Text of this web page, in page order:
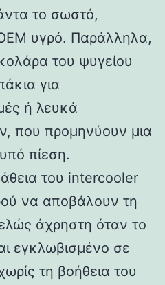
το σωστό,
υγρό. Παράλληλα,
του ψυγείου
για
ή λευκά
που προμηνύουν μια
πίεση.
του intercooler
να αποβάλουν τη
άχρηστη όταν το
εγκλωβισμένο σε
τη βοήθεια του